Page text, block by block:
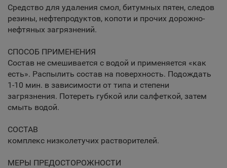
Средство для удаления смол, битумных пятен, следов
резины, нефтепродуктов, копоти и прочих дорожно-
нефтяных загрязнений.
СПОСОБ ПРИМЕНЕНИЯ
Состав не смешивается с водой и применяется «как
есть». Распылить состав на поверхность. Подождать
1-10 мин. в зависимости от типа и степени
загрязнения. Потереть губкой или салфеткой, затем
смыть водой.
СОСТАВ
комплекс низколетучих растворителей.
МЕРЫ ПРЕДОСТОРОЖНОСТИ